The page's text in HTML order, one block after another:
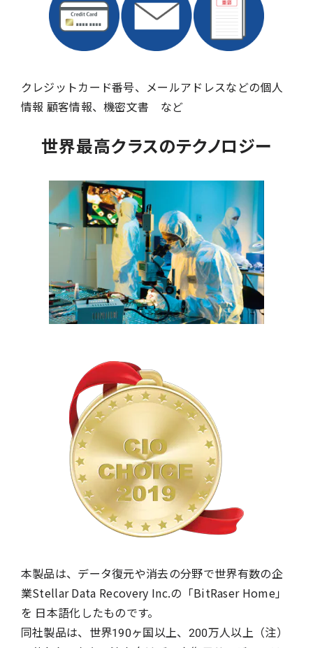
クレジットカード番号、メールアドレスなどの個人
情報 顧客情報、機密文書 など
世界最高クラスのテクノロジー
本製品は、データ復元や消去の分野で世界有数の企
業Stellar Data Recovery Inc.の「BitRaser Home」
を 日本語化したものです。
同社製品は、世界190ヶ国以上、200万人以上（注）